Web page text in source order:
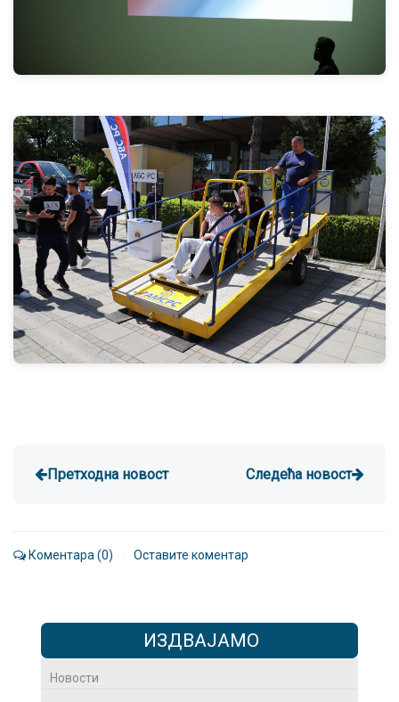
Претходна новост Следећа новост
Коментара (0) · Оставите коментар
ИЗДВАЈАМО
Новости